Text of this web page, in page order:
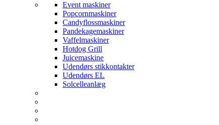
Event maskiner
Popcornmaskiner
Candyflossmaskiner
Pandekagemaskiner
Vaffelmaskiner
Hotdog Grill
Juicemaskine
Udendørs stikkontakter
Udendørs EL
Solcelleanlæg